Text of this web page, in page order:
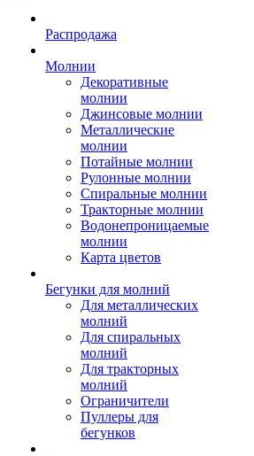
Распродажа
Молнии
Декоративные
молнии
Джинсовые молнии
Металлические
молнии
Потайные молнии
Рулонные молнии
Спиральные молнии
Тракторные молнии
Водонепроницаемые
молнии
Карта цветов
Бегунки для молний
Для металлических
молний
Для спиральных
молний
Для тракторных
молний
Ограничители
Пуллеры для
бегунков